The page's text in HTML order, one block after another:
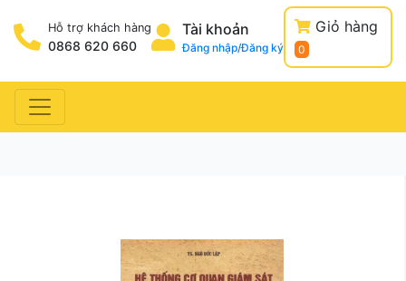
Hỗ trợ khách hàng
0868 620 660
Tài khoản
Đăng nhập/Đăng ký
Giỏ hàng
0